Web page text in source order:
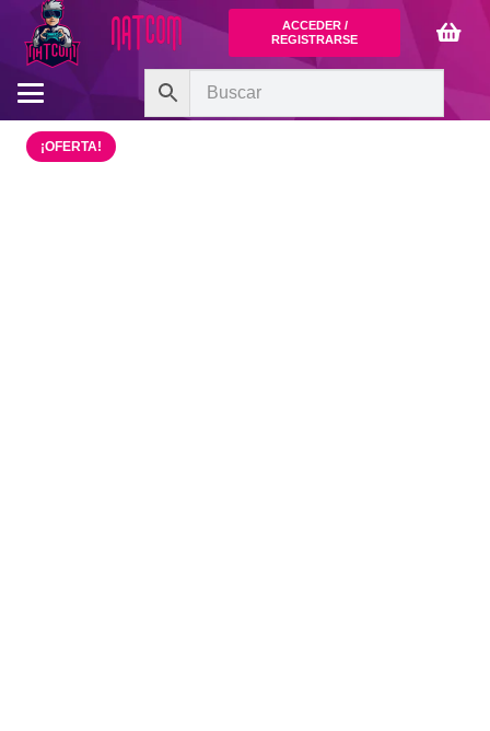
ACCEDER /
REGISTRARSE
¡OFERTA!